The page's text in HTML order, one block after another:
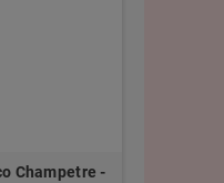
Champetre -